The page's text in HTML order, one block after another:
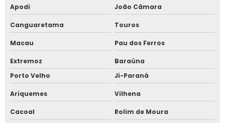
Apodi João Câmara
Canguaretama Touros
Macau Pau dos Ferros
Extremoz
Baraúna
Porto Velho
Ji-Paraná
Ariquemes Vilhena
Cacoal Rolim de Moura